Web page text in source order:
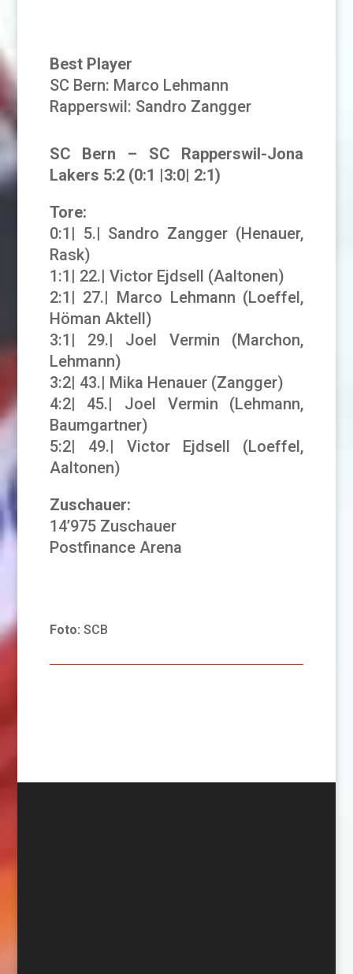
Best Player
SC Bern: Marco Lehmann
Rapperswil: Sandro Zangger
SC Bern – SC Rapperswil-Jona
Lakers 5:2 (0:1 |3:0| 2:1)
Tore:
0:1| 5.| Sandro Zangger (Henauer,
Rask)
1:1| 22.| Victor Ejdsell (Aaltonen)
2:1| 27.| Marco Lehmann (Loeffel,
Höman Aktell)
3:1| 29.| Joel Vermin (Marchon,
Lehmann)
3:2| 43.| Mika Henauer (Zangger)
4:2| 45.| Joel Vermin (Lehmann,
Baumgartner)
5:2| 49.| Victor Ejdsell (Loeffel,
Aaltonen)
Zuschauer:
14’975 Zuschauer
Postfinance Arena
Foto: SCB